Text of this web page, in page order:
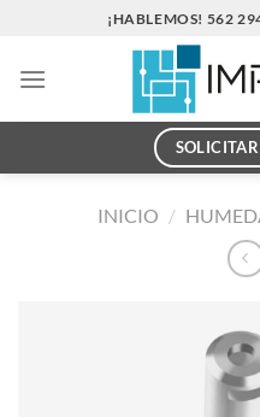
contenido
¡HABLEMOS! 562
INICIO /